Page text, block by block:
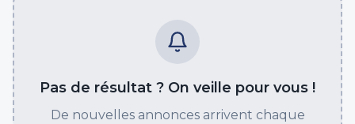
Pas de résultat ? On veille pour vous !
De nouvelles annonces arrivent chaque